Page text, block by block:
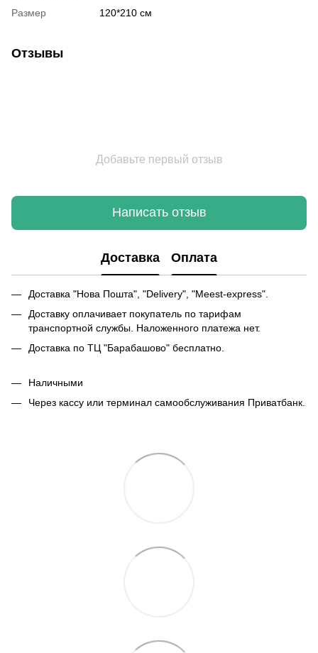
Размер 120*210 см
Отзывы
Добавьте первый отзыв
Написать отзыв
Доставка Оплата
Доставка "Нова Пошта", "Delivery", "Meest-express".
Доставку оплачивает покупатель по тарифам
транспортной службы. Наложенного платежа нет.
Доставка по ТЦ "Барабашово" бесплатно.
Наличными
Через кассу или терминал самообслуживания Приватбанк.